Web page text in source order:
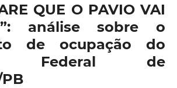
QUE O PAVIO VAI
análise sobre o
de ocupação do
Federal de